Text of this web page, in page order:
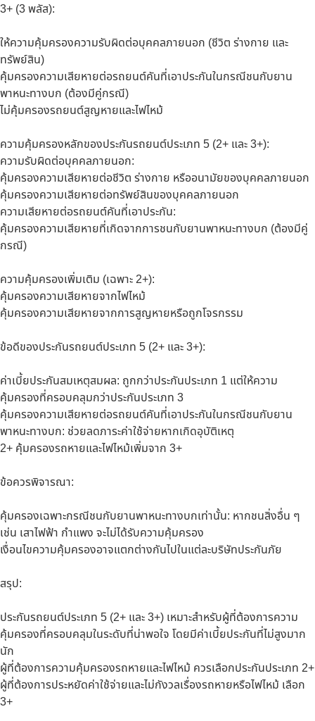
3+ (3 พลัส):
ให้ความคุ้มครองความรับผิดต่อบุคคลภายนอก (ชีวิต ร่างกาย และ
ทรัพย์สิน)
คุ้มครองความเสียหายต่อรถยนต์คันที่เอาประกันในกรณีชนกับยาน
พาหนะทางบก (ต้องมีคู่กรณี)
ไม่คุ้มครองรถยนต์สูญหายและไฟไหม้
ความคุ้มครองหลักของประกันรถยนต์ประเภท 5 (2+ และ 3+):
ความรับผิดต่อบุคคลภายนอก:
คุ้มครองความเสียหายต่อชีวิต ร่างกาย หรืออนามัยของบุคคลภายนอก
คุ้มครองความเสียหายต่อทรัพย์สินของบุคคลภายนอก
ความเสียหายต่อรถยนต์คันที่เอาประกัน:
คุ้มครองความเสียหายที่เกิดจากการชนกับยานพาหนะทางบก (ต้องมีคู่
กรณี)
ความคุ้มครองเพิ่มเติม (เฉพาะ 2+):
คุ้มครองความเสียหายจากไฟไหม้
คุ้มครองความเสียหายจากการสูญหายหรือถูกโจรกรรม
ข้อดีของประกันรถยนต์ประเภท 5 (2+ และ 3+):
ค่าเบี้ยประกันสมเหตุสมผล: ถูกกว่าประกันประเภท 1 แต่ให้ความ
คุ้มครองที่ครอบคลุมกว่าประกันประเภท 3
คุ้มครองความเสียหายต่อรถยนต์คันที่เอาประกันในกรณีชนกับยาน
พาหนะทางบก: ช่วยลดภาระค่าใช้จ่ายหากเกิดอุบัติเหตุ
2+ คุ้มครองรถหายและไฟไหม้เพิ่มจาก 3+
ข้อควรพิจารณา:
คุ้มครองเฉพาะกรณีชนกับยานพาหนะทางบกเท่านั้น: หากชนสิ่งอื่น ๆ
เช่น เสาไฟฟ้า กำแพง จะไม่ได้รับความคุ้มครอง
เงื่อนไขความคุ้มครองอาจแตกต่างกันไปในแต่ละบริษัทประกันภัย
สรุป:
ประกันรถยนต์ประเภท 5 (2+ และ 3+) เหมาะสำหรับผู้ที่ต้องการความ
คุ้มครองที่ครอบคลุมในระดับที่น่าพอใจ โดยมีค่าเบี้ยประกันที่ไม่สูงมาก
นัก
ผู้ที่ต้องการความคุ้มครองรถหายและไฟไหม้ ควรเลือกประกันประเภท 2+
ผู้ที่ต้องการประหยัดค่าใช้จ่ายและไม่กังวลเรื่องรถหายหรือไฟไหม้ เลือก
3+